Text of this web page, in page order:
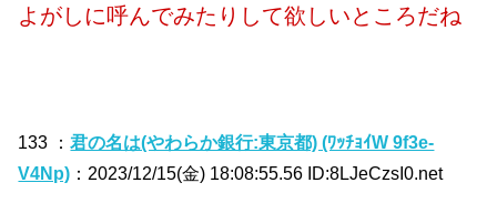
よがしに呼んでみたりして欲しいところだね
133 ：君の名は(やわらか銀行:東京都) (ﾜｯﾁｮｲW 9f3e-
V4Np) ：2023/12/15(金) 18:08:55.56 ID:8LJeCzsI0.net